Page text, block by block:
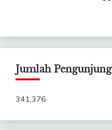
Jumlah Pengunjung
341,376